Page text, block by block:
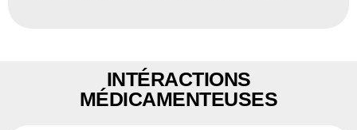
INTÉRACTIONS
MÉDICAMENTEUSES